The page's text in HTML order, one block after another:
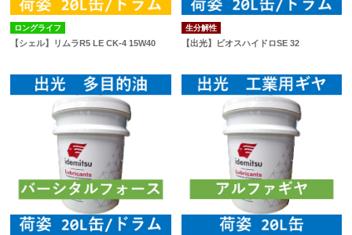
ロングライフ
【シェル】リムラR5 LE CK-4 15W40
生分解性
【出光】ビオスハイドロSE 32